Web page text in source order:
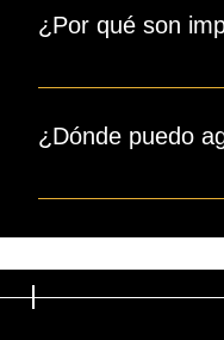
¿Por qué son
Las preguntas
¿Dónde puedo
Póngase en contacto